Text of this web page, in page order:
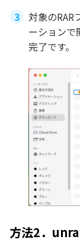
対象の
ーション
完了です。
方法2．